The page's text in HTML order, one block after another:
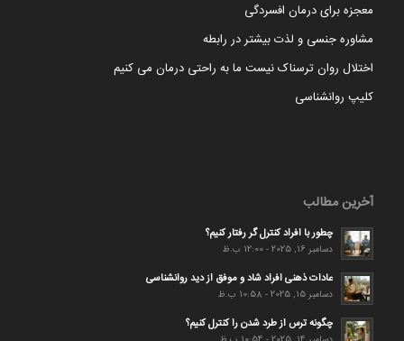
معجزه برای درمان افسردگی
مشاوره جنسی و لذت بیشتر در رابطه
اختلال روان ترسناک نیست ما به راحتی درمان می کنیم
کلیپ روانشناسی
آخرین مطالب
چطور با افراد کنترل گر رفتار کنیم؟
دسامبر 16, 2025 - 12:00 ب.ظ
عادات ذهنی افراد شاد و موفق از دید روانشناسی
دسامبر 15, 2025 - 10:58 ب.ظ
چگونه ترس از طرد شدن را کنترل کنیم؟